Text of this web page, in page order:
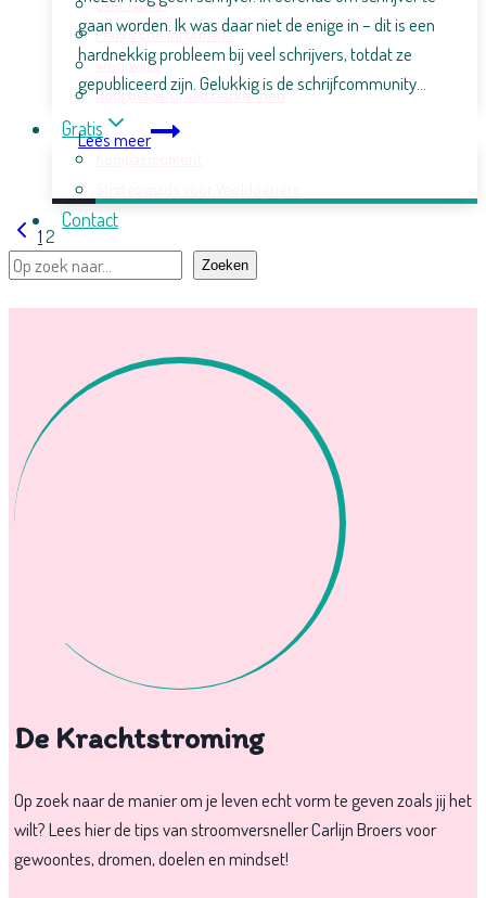
Praktische informatie
Werkwijze
Hoogbegaafdheid herkennen
Gratis
Contact
gaan worden. Ik was daar niet de enige in – dit is een
hardnekkig probleem bij veel schrijvers, totdat ze
gepubliceerd zijn. Gelukkig is de schrijfcommunity…
Lees meerKies
Paginanavigatie
Vorige
pagina
12
Zoeken
Zoeken
De Krachtstroming
Op zoek naar de manier om je leven echt vorm te geven zoals jij het
wilt? Lees hier de tips van stroomversneller Carlijn Broers voor
gewoontes, dromen, doelen en mindset!